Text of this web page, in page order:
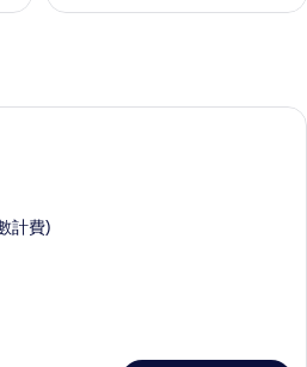
迷你吧、客房內保險箱、書桌、遮光
計費)